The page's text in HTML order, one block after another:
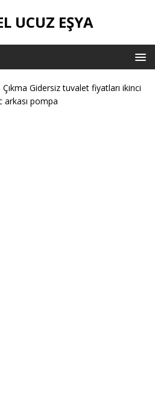
UCUZ EŞYA
Çıkma Gidersiz tuvalet fiyatları ikinci
arkası pompa